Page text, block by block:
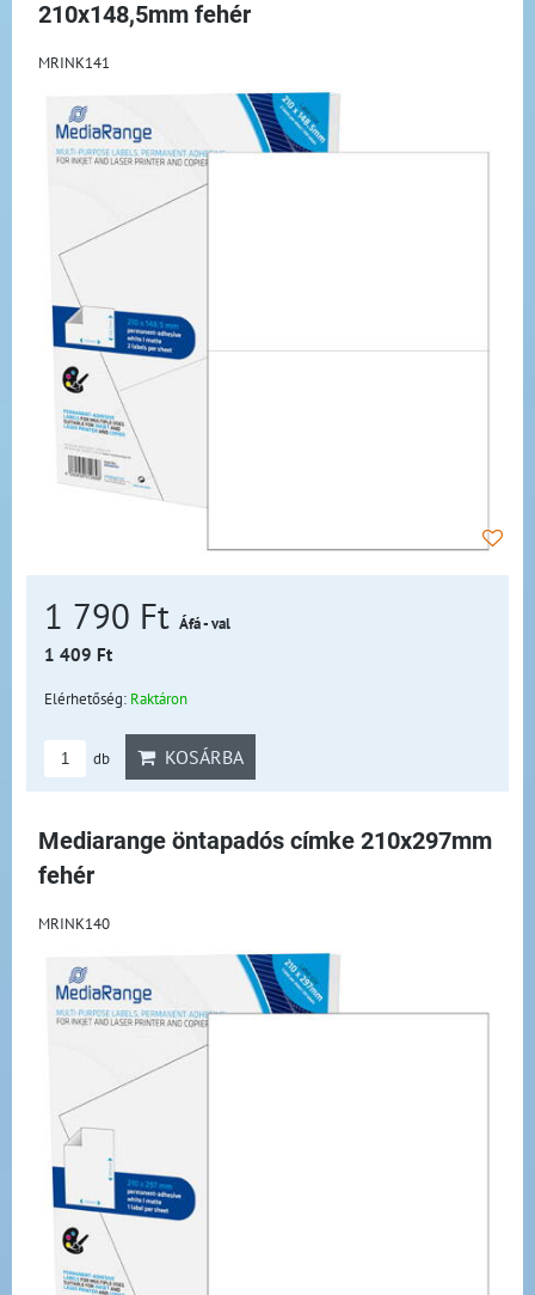
210x148,5mm fehér
MRINK141
1 790 Ft Áfá - val
1 409 Ft
Elérhetőség: Raktáron
db KOSÁRBA
Mediarange öntapadós címke 210x297mm
fehér
MRINK140